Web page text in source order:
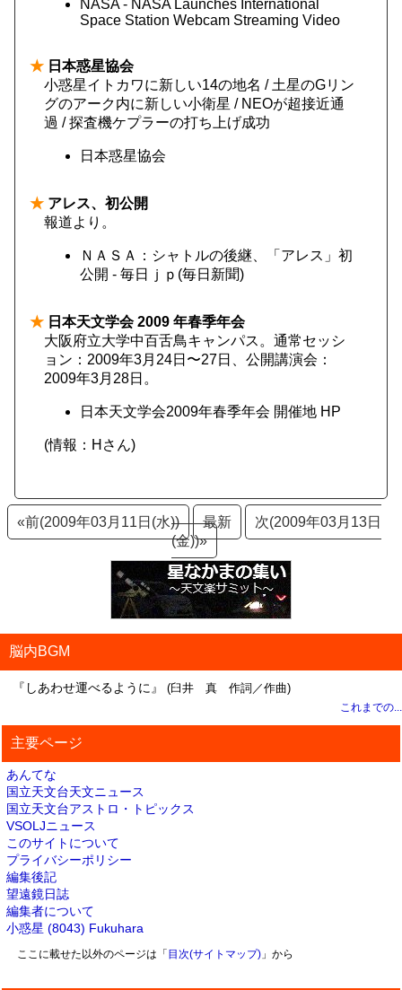
NASA - NASA Launches International
Space Station Webcam Streaming Video
★ 日本惑星協会
小惑星イトカワに新しい14の地名 / 土星のGリン
グのアーク内に新しい小衛星 / NEOが超接近通
過 / 探査機ケプラーの打ち上げ成功
日本惑星協会
★ アレス、初公開
報道より。
ＮＡＳＡ：シャトルの後継、「アレス」初
公開 - 毎日ｊｐ(毎日新聞)
★ 日本天文学会 2009 年春季年会
大阪府立大学中百舌鳥キャンパス。通常セッシ
ョン：2009年3月24日〜27日、公開講演会：
2009年3月28日。
日本天文学会2009年春季年会 開催地 HP
(情報：Hさん)
«前(2009年03月11日(水)) 最新
次(2009年03月13日
(金))»
脳内BGM
『しあわせ運べるように』 (臼井 真 作詞／作曲)
これまでの...
主要ページ
あんてな
国立天文台天文ニュース
国立天文台アストロ・トピックス
VSOLJニュース
このサイトについて
プライバシーポリシー
編集後記
望遠鏡日誌
編集者について
小惑星 (8043) Fukuhara
ここに載せた以外のページは「 目次(サイトマップ)」から